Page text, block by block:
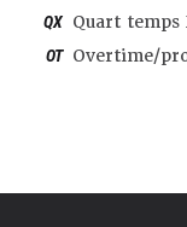
QX Quart temps
OT Overtime/